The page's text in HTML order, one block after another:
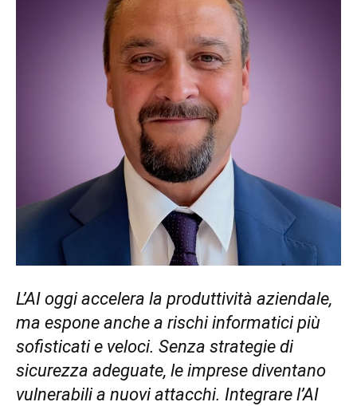
L’AI oggi accelera la produttività aziendale,
ma espone anche a rischi informatici più
sofisticati e veloci. Senza strategie di
sicurezza adeguate, le imprese diventano
vulnerabili a nuovi attacchi. Integrare l’AI